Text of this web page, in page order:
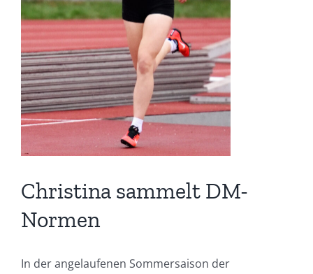
Christina sammelt DM-
Normen
In der angelaufenen Sommersaison der